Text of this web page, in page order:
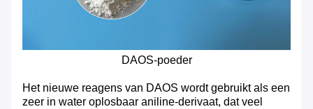
DAOS-poeder
Het nieuwe reagens van DAOS wordt gebruikt als een
zeer in water oplosbaar aniline-derivaat, dat veel